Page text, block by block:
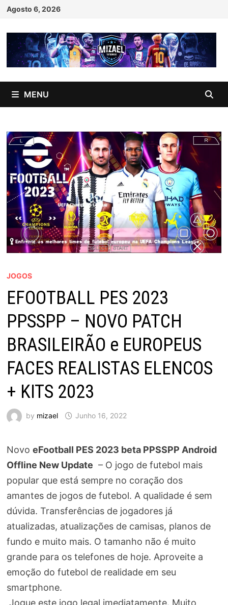
Skip
content
Agosto 6, 2026
MENU
JOGOS
EFOOTBALL PES 2023
PPSSPP – NOVO PATCH
BRASILEIRÃO e EUROPEUS
FACES REALISTAS ELENCOS
+ KITS 2023
by mizael Junho 16, 2022
Novo eFootball PES 2023 beta PPSSPP Android
Offline New Update – O jogo de futebol mais
popular que está sempre no coração dos
amantes de jogos de futebol. A qualidade é sem
dúvida. Transferências de jogadores já
atualizadas, atualizações de camisas, planos de
fundo e muito mais. O tamanho não é muito
grande para os telefones de hoje. Aproveite a
emoção do futebol de realidade em seu
smartphone.
Jogue este jogo legal imediatamente. Muito